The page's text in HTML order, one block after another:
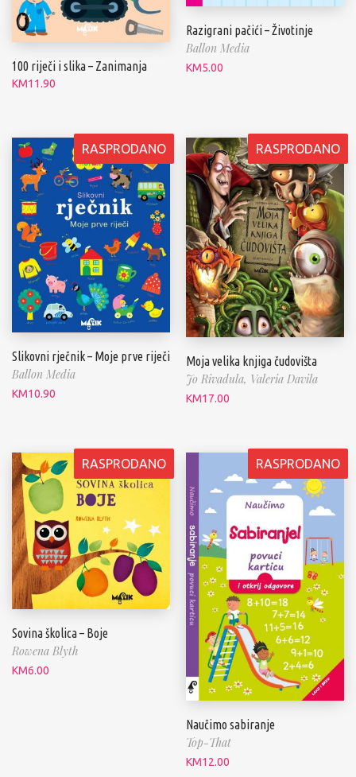
100 riječi i slika – Zanimanja
KM11.90
Razigrani pačići – Životinje
Ballon Media
KM5.00
RASPRODANO
Slikovni rječnik – Moje prve riječi
Ballon Media
KM10.90
RASPRODANO
Moja velika knjiga čudovišta
Jo Rivadula, Valeria Davila
KM17.00
RASPRODANO
Sovina školica – Boje
Rowena Blyth
KM6.00
RASPRODANO
Naučimo sabiranje
Top-That
KM12.00